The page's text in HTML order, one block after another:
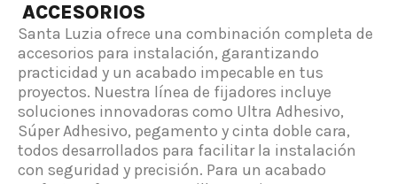
ACCESORIOS
Santa Luzia ofrece una combinación completa de
accesorios para instalación, garantizando
practicidad y un acabado impecable en tus
proyectos. Nuestra línea de fijadores incluye
soluciones innovadoras como Ultra Adhesivo,
Súper Adhesivo, pegamento y cinta doble cara,
todos desarrollados para facilitar la instalación
con seguridad y precisión. Para un acabado